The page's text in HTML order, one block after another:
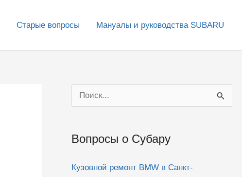
Старые вопросы Мануалы и руководства SUBARU
о
с
Вопросы о Субару
Кузовной ремонт BMW в Санкт-